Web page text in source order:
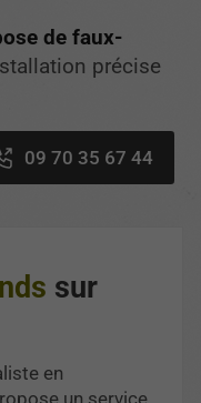
de faux-
précise
09 70 35 67 44
sur
en